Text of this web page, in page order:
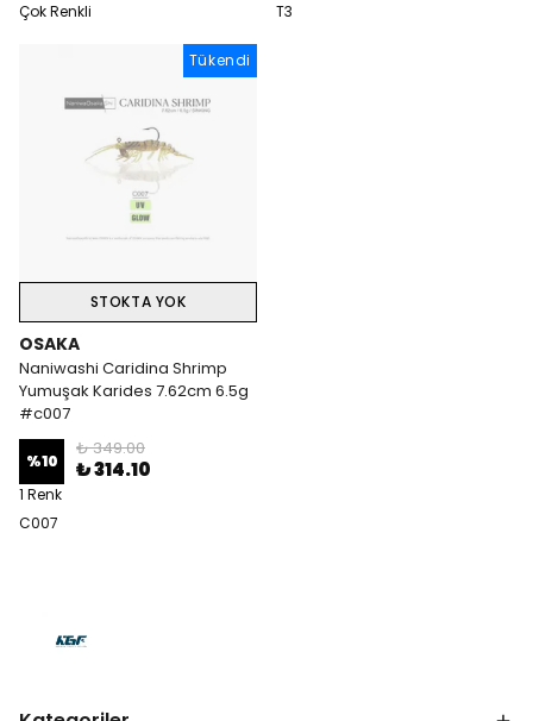
Çok Renkli
T3
Tükendi
STOKTA YOK
OSAKA
Naniwashi Caridina Shrimp
Yumuşak Karides 7.62cm 6.5g
#c007
%10
₺ 349.00
₺ 314.10
1 Renk
C007